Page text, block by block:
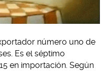
número uno de
Es el séptimo
en importación. Según